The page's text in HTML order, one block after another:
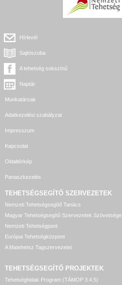
Hírlevél
Sajtószoba
A tehetség sokszínű
Naptár
Munkatársak
Adatkezelési szabályzat
Impresszum
Kapcsolat
Oldaltérkép
Panaszkezelés
TEHETSÉGSEGÍTŐ SZERVEZETEK
Nemzeti Tehetségsegítő Tanács
Magyar Tehetségsegítő Szervezetek Szövetsége
Nemzeti Tehetségpont
Európai Tehetségközpont
A Matehetsz Tagszervezetei
TEHETSÉGSEGÍTŐ PROJEKTEK
Tehetséghidak Program (TÁMOP 3.4.5)